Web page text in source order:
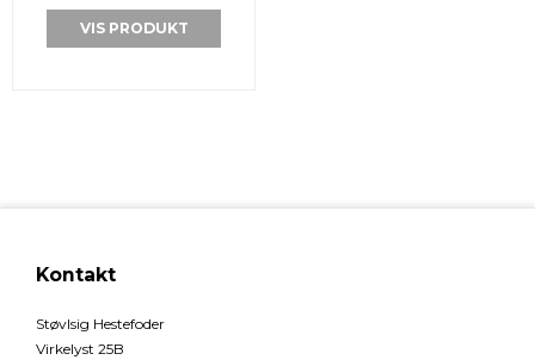
VIS PRODUKT
Kontakt
Støvlsig Hestefoder
Virkelyst 25B